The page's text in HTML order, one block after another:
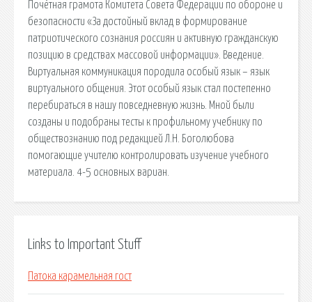
Почётная грамота Комитета Совета Федерации по обороне и
безопасности «За достойный вклад в формирование
патриотического сознания россиян и активную гражданскую
позицию в средствах массовой информации». Введение.
Виртуальная коммуникация породила особый язык – язык
виртуального общения. Этот особый язык стал постепенно
перебираться в нашу повседневную жизнь. Мной были
созданы и подобраны тесты к профильному учебнику по
обществознанию под редакцией Л.Н. Боголюбова
помогающие учителю контролировать изучение учебного
материала. 4-5 основных вариан.
Links to Important Stuff
Патока карамельная гост